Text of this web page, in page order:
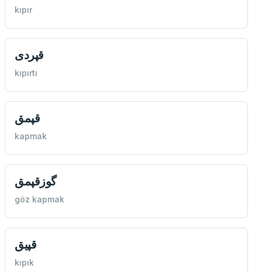
kıpır
قپردی
kıpırtı
قپمق
kapmak
گوزقپمق
göz kapmak
قپيق
kıpık